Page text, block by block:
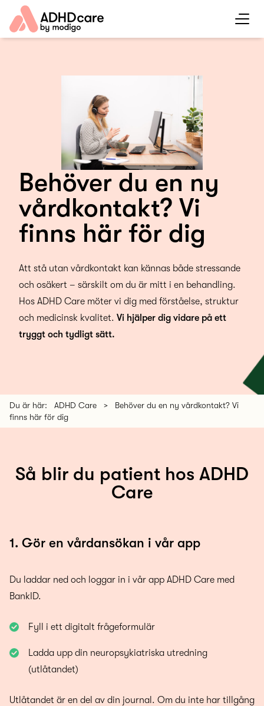
Behöver du en ny
vårdkontakt? Vi
finns här för dig
Att stå utan vårdkontakt kan kännas både stressande
och osäkert – särskilt om du är mitt i en behandling.
Hos ADHD Care möter vi dig med förståelse, struktur
och medicinsk kvalitet. Vi hjälper dig vidare på ett
tryggt och tydligt sätt.
Du är här: ADHD Care >
Behöver du en ny vårdkontakt? Vi
finns här för dig
Så blir du patient hos ADHD
Care
1. Gör en vårdansökan i vår app
Du laddar ned och loggar in i vår app ADHD Care med
BankID.
Fyll i ett digitalt frågeformulär
Ladda upp din neuropsykiatriska utredning
(utlåtandet)
Utlåtandet är en del av din journal. Om du inte har tillgång